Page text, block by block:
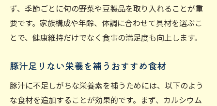
ず、季節ごとに旬の野菜や豆製品を取り入れることが重
要です。家族構成や年齢、体調に合わせて具材を選ぶこ
とで、健康維持だけでなく食事の満足度も向上します。
豚汁足りない栄養を補うおすすめ食材
豚汁に不足しがちな栄養素を補うためには、以下のよう
な食材を追加することが効果的です。まず、カルシウム